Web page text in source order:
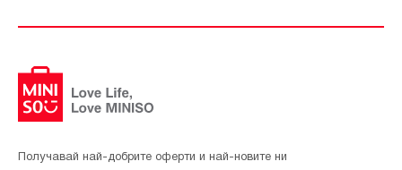
Получавай най-добрите оферти и най-новите ни